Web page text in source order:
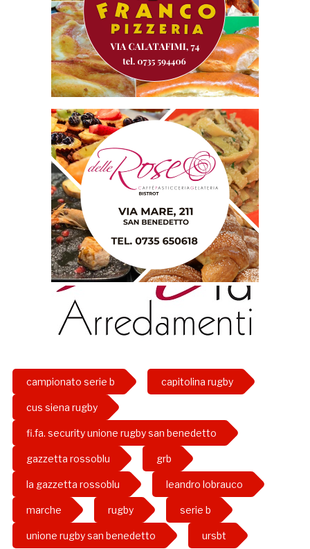
campionato serie b capitolina rugby
cus siena rugby
fi.fa. security unione rugby san benedetto
gazzetta rossoblu grb
la gazzetta rossoblu leandro lobrauco
marche rugby serie b
unione rugby san benedetto ursbt